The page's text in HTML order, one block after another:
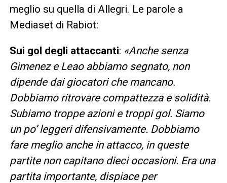
meglio su quella di Allegri. Le parole a
Mediaset di Rabiot:
Sui gol degli attaccanti: «Anche senza
Gimenez e Leao abbiamo segnato, non
dipende dai giocatori che mancano.
Dobbiamo ritrovare compattezza e solidità.
Subiamo troppe azioni e troppi gol. Siamo
un po’ leggeri difensivamente. Dobbiamo
fare meglio anche in attacco, in queste
partite non capitano dieci occasioni. Era una
partita importante, dispiace per